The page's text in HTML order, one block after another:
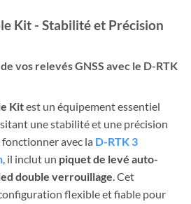
Kit - Stabilité et Précision
vos relevés GNSS avec le D-RTK
Kitest un équipement essentiel
une stabilité et une précision
avec la D-RTK 3
, il inclut un piquet de levé auto-
double verrouillage. Cet
flexible et fiable pour